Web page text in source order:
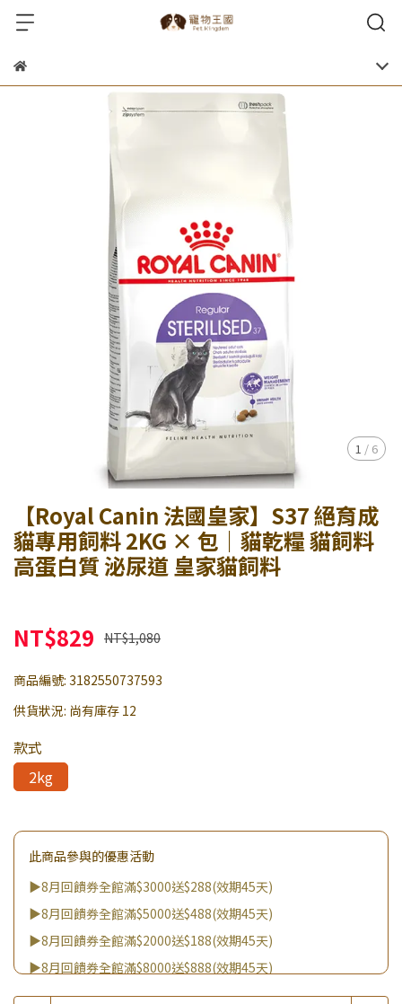
1 / 6
【Royal Canin 法國皇家】S37 絕育成
貓專用飼料 2KG × 包｜貓乾糧 貓飼料
高蛋白質 泌尿道 皇家貓飼料
NT$829 NT$1,080
商品編號: 3182550737593
供貨狀況: 尚有庫存 12
款式
2kg
此商品參與的優惠活動
▶8月回饋券全館滿$3000送$288(效期45天)
▶8月回饋券全館滿$5000送$488(效期45天)
▶8月回饋券全館滿$2000送$188(效期45天)
▶8月回饋券全館滿$8000送$888(效期45天)
▶消費滿999｜享超值價$299加購BIO UP面膜